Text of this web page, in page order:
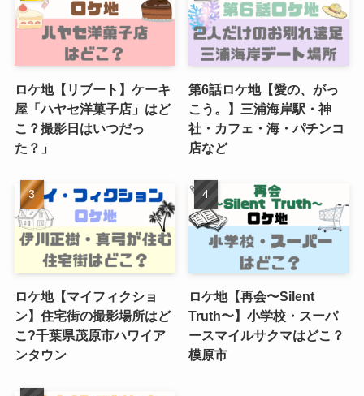
ロケ地【リブート】ケーキ
屋「ハヤセ洋菓子店」はど
こ？撮影日はいつだっ
た？」
第6話ロケ地【愛の、がっ
こう。】三浦海岸駅・神
社・カフェ・海・パチンコ
店など
ロケ地【マイフィクショ
ン】住宅街の撮影場所はど
こ?千葉県茂原市ハワイア
ンタウン
ロケ地【再会〜Silent
Truth〜】小学校・スーパ
ースマイルサクマはどこ？
模原市